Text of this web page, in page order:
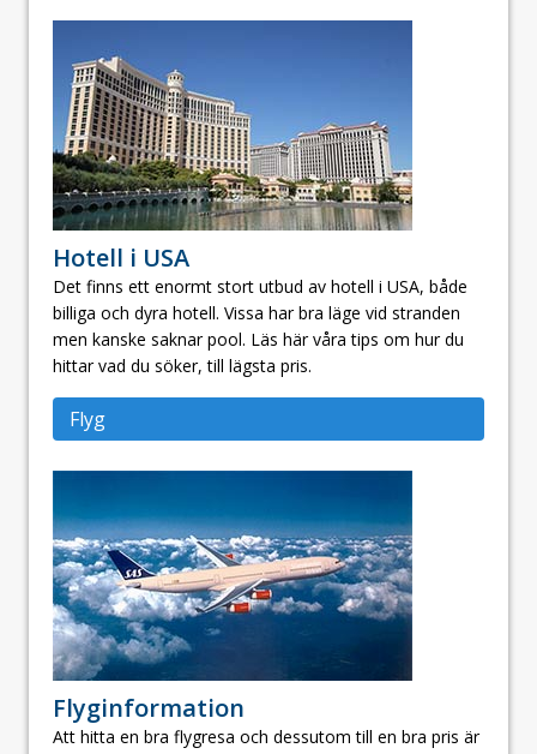
Hotell i USA
Det finns ett enormt stort utbud av hotell i USA, både
billiga och dyra hotell. Vissa har bra läge vid stranden
men kanske saknar pool. Läs här våra tips om hur du
hittar vad du söker, till lägsta pris.
Flyg
Flyginformation
Att hitta en bra flygresa och dessutom till en bra pris är